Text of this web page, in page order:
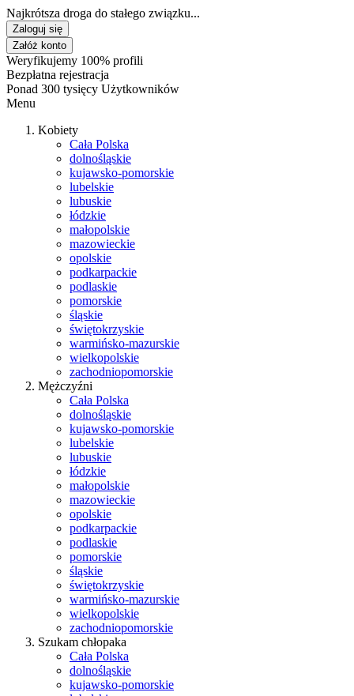
Najkrótsza droga do stałego związku...
Zaloguj się
Załóż konto
Weryfikujemy 100% profili
Bezpłatna rejestracja
Ponad 300 tysięcy Użytkowników
Menu
Kobiety
Cała Polska
dolnośląskie
kujawsko-pomorskie
lubelskie
lubuskie
łódzkie
małopolskie
mazowieckie
opolskie
podkarpackie
podlaskie
pomorskie
śląskie
świętokrzyskie
warmińsko-mazurskie
wielkopolskie
zachodniopomorskie
Mężczyźni
Cała Polska
dolnośląskie
kujawsko-pomorskie
lubelskie
lubuskie
łódzkie
małopolskie
mazowieckie
opolskie
podkarpackie
podlaskie
pomorskie
śląskie
świętokrzyskie
warmińsko-mazurskie
wielkopolskie
zachodniopomorskie
Szukam chłopaka
Cała Polska
dolnośląskie
kujawsko-pomorskie